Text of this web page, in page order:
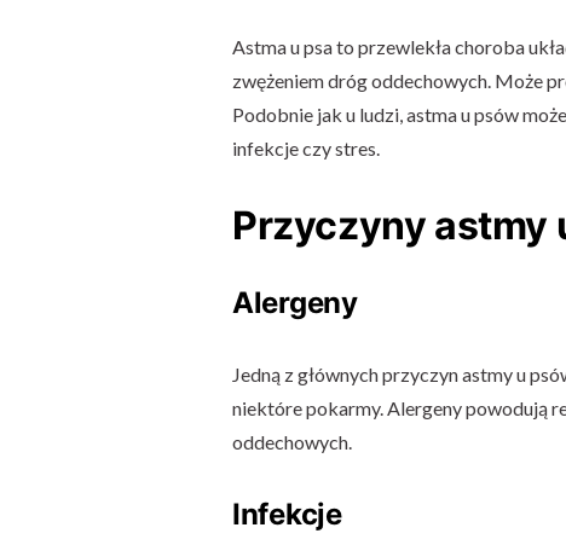
Astma u psa to przewlekła choroba
zwężeniem dróg oddechowych. Może
Podobnie jak u ludzi, astma u psów
infekcje czy stres.
Przyczyny astmy
Alergeny
Jedną z głównych przyczyn astmy u
niektóre pokarmy. Alergeny powodują
oddechowych.
Infekcje